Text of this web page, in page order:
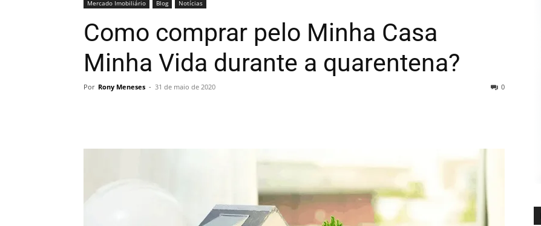
Mercado Imobiliário Blog Notícias
Como comprar pelo Minha Casa
Minha Vida durante a quarentena?
Por Rony Meneses - 31 de maio de 2020 0